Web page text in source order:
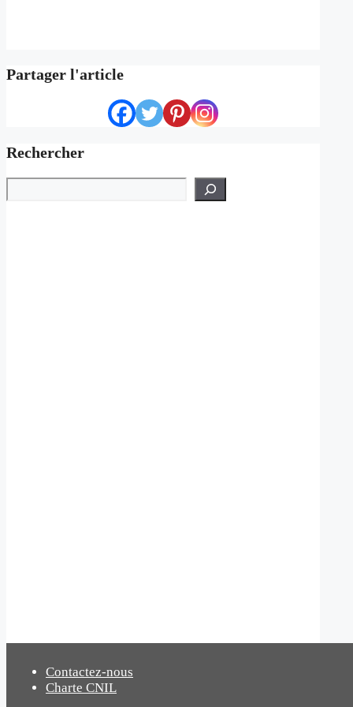
Partager l'article
Rechercher
Rechercher
Contactez-nous
Charte CNIL